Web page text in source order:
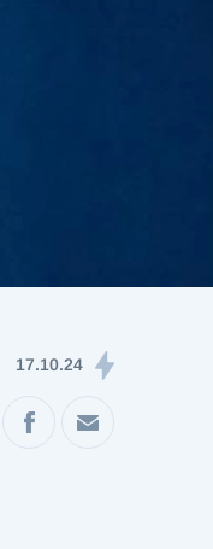
שיתוף במייל
17.10.24